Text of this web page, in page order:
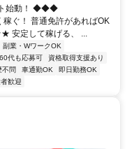
始動！ ◆◆◆
！ 普通免許があればOK
安定して稼げる、 ...
副業・WワークOK
60代も応募可
資格取得支援あり
不問 車通勤OK
即日勤務OK
歓迎